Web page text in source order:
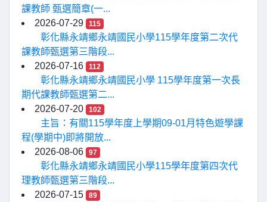
課教師 甄選簡章(一...
2026-07-29
115
彰化縣永靖鄉永靖國民小學115學年度第二次代
課教師甄選第三階段...
2026-07-16
112
彰化縣永靖鄉永靖國民小學 115學年度第一次長
期代課教師甄選第二...
2026-07-20
102
主旨：有關115學年度上學期09-01月特色遊學課
程(學期中)即將開放...
2026-08-06
97
彰化縣永靖鄉永靖國民小學115學年度第四次代
理教師甄選第三階段...
2026-07-15
89